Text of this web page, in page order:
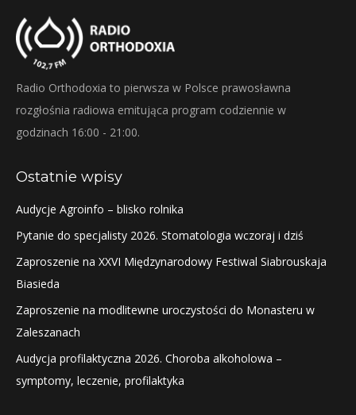
Radio Orthodoxia to pierwsza w Polsce prawosławna
rozgłośnia radiowa emitująca program codziennie w
godzinach 16:00 - 21:00.
Ostatnie wpisy
Audycje Agroinfo – blisko rolnika
Pytanie do specjalisty 2026. Stomatologia wczoraj i dziś
Zaproszenie na XXVI Międzynarodowy Festiwal Siabrouskaja
Biasieda
Zaproszenie na modlitewne uroczystości do Monasteru w
Zaleszanach
Audycja profilaktyczna 2026. Choroba alkoholowa –
symptomy, leczenie, profilaktyka